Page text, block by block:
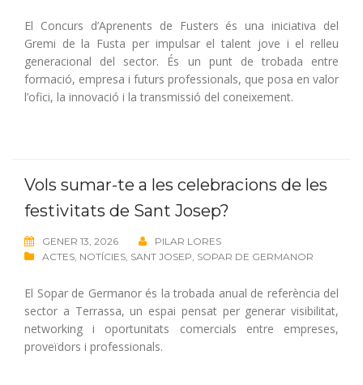
El Concurs d’Aprenents de Fusters és una iniciativa del
Gremi de la Fusta per impulsar el talent jove i el relleu
generacional del sector. És un punt de trobada entre
formació, empresa i futurs professionals, que posa en valor
l’ofici, la innovació i la transmissió del coneixement.
Vols sumar-te a les celebracions de les
festivitats de Sant Josep?
GENER 13, 2026
PILAR LORES
ACTES, NOTÍCIES, SANT JOSEP, SOPAR DE GERMANOR
El Sopar de Germanor és la trobada anual de referència del
sector a Terrassa, un espai pensat per generar visibilitat,
networking i oportunitats comercials entre empreses,
proveïdors i professionals.